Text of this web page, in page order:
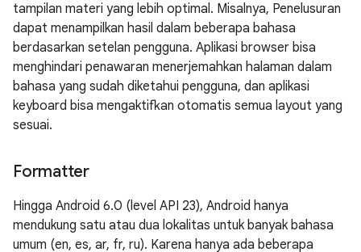
tampilan materi yang lebih optimal. Misalnya, Penelusuran
dapat menampilkan hasil dalam beberapa bahasa
berdasarkan setelan pengguna. Aplikasi browser bisa
menghindari penawaran menerjemahkan halaman dalam
bahasa yang sudah diketahui pengguna, dan aplikasi
keyboard bisa mengaktifkan otomatis semua layout yang
sesuai.
Formatter
Hingga Android 6.0 (level API 23), Android hanya
mendukung satu atau dua lokalitas untuk banyak bahasa
umum (en, es, ar, fr, ru). Karena hanya ada beberapa